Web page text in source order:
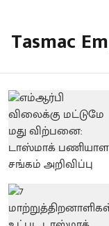
Tasmac